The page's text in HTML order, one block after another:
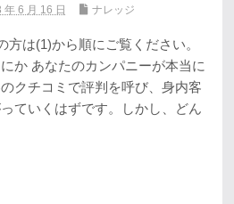
年 6 月 16 日 ナレッジ
は(1)から順にご覧ください。
か あなたのカンパニーが本当に
クチコミで評判を呼び、身内客
ていくはずです。しかし、どん